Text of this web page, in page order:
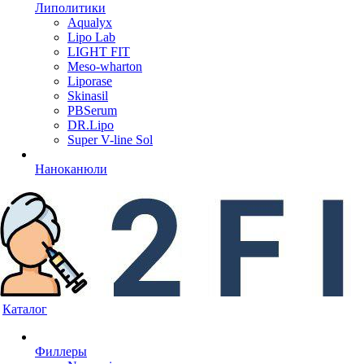
Липолитики
Aqualyx
Lipo Lab
LIGHT FIT
Meso-wharton
Liporase
Skinasil
PBSerum
DR.Lipo
Super V-line Sol
Наноканюли
Каталог
Филлеры